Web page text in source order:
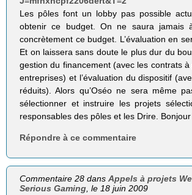
Les pôles font un lobby pas possible
obtenir ce budget. On ne saura jamais
concrètement ce budget. L’évaluation en
Et on laissera sans doute le plus dur du
gestion du financement (avec les contrats
entreprises) et l’évaluation du dispositif
réduits). Alors qu’Oséo ne sera même
sélectionner et instruire les projets
responsables des pôles et les Drire. Bonjour
Répondre à ce commentaire
Commentaire 28 dansAppels à projets
Serious Gaming , le 18 juin 2009